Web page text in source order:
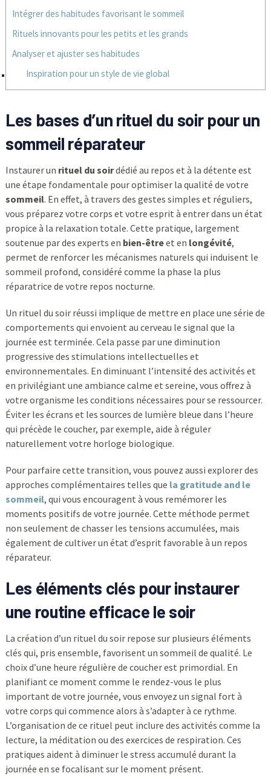
Intégrer des habitudes favorisant le sommeil
Rituels innovants pour les petits et les grands
Analyser et ajuster ses habitudes
Inspiration pour un style de vie global
Les bases d’un rituel du soir pour un
sommeil réparateur
Instaurer un rituel du soirdédié au repos et à la détente est
une étape fondamentale pour optimiser la qualité de votre
sommeil. En effet, à travers des gestes simples et réguliers,
vous préparez votre corps et votre esprit à entrer dans un état
propice à la relaxation totale. Cette pratique, largement
soutenue par des experts en bien-êtreet en longévité,
permet de renforcer les mécanismes naturels qui induisent le
sommeil profond, considéré comme la phase la plus
réparatrice de votre repos nocturne.
Un rituel du soir réussi implique de mettre en place une série de
comportements qui envoient au cerveau le signal que la
journée est terminée. Cela passe par une diminution
progressive des stimulations intellectuelles et
environnementales. En diminuant l’intensité des activités et
en privilégiant une ambiance calme et sereine, vous offrez à
votre organisme les conditions nécessaires pour se ressourcer.
Éviter les écrans et les sources de lumière bleue dans l’heure
qui précède le coucher, par exemple, aide à réguler
naturellement votre horloge biologique.
Pour parfaire cette transition, vous pouvez aussi explorer des
approches complémentaires telles que la gratitude and le
sommeil, qui vous encouragent à vous remémorer les
moments positifs de votre journée. Cette méthode permet
non seulement de chasser les tensions accumulées, mais
également de cultiver un état d’esprit favorable à un repos
réparateur.
Les éléments clés pour instaurer
une routine efficace le soir
La création d’un rituel du soir repose sur plusieurs éléments
clés qui, pris ensemble, favorisent un sommeil de qualité. Le
choix d’une heure régulière de coucher est primordial. En
planifiant ce moment comme le rendez-vous le plus
important de votre journée, vous envoyez un signal fort à
votre corps qui commence alors à s’adapter à ce rythme.
L’organisation de ce rituel peut inclure des activités comme la
lecture, la méditation ou des exercices de respiration. Ces
pratiques aident à diminuer le stress accumulé durant la
journée en se focalisant sur le moment présent.